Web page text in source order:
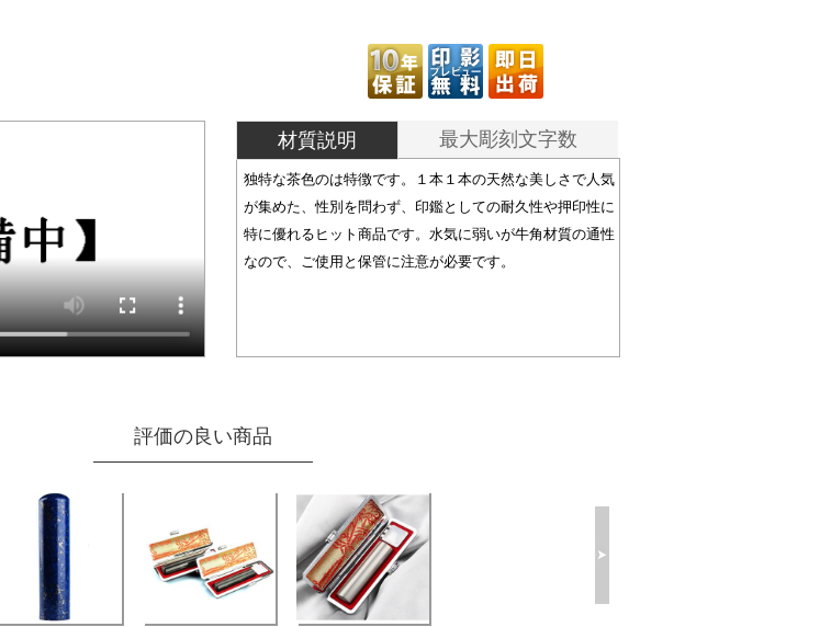
材質説明 最大彫刻文字数
独特な茶色のは特徴です。１本１本の天然な美しさで人気
が集めた、性別を問わず、印鑑としての耐久性や押印性に
特に優れるヒット商品です。水気に弱いが牛角材質の通性
なので、ご使用と保管に注意が必要です。
評価の良い商品